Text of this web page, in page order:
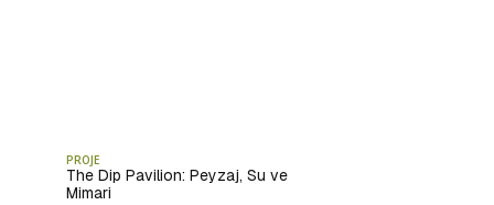
PROJE
The Dip Pavilion: Peyzaj, Su ve
Mimari